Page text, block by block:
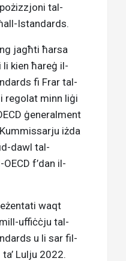
tal-
Istandards.
jagħti ħarsa
kien ħareġ il-
fi Frar tal-
regolat minn liġi
ġeneralment
iżda
dawl tal-
f’dan il-
waqt
uffiċċju tal-
u li sar fil-
Lulju 2022.